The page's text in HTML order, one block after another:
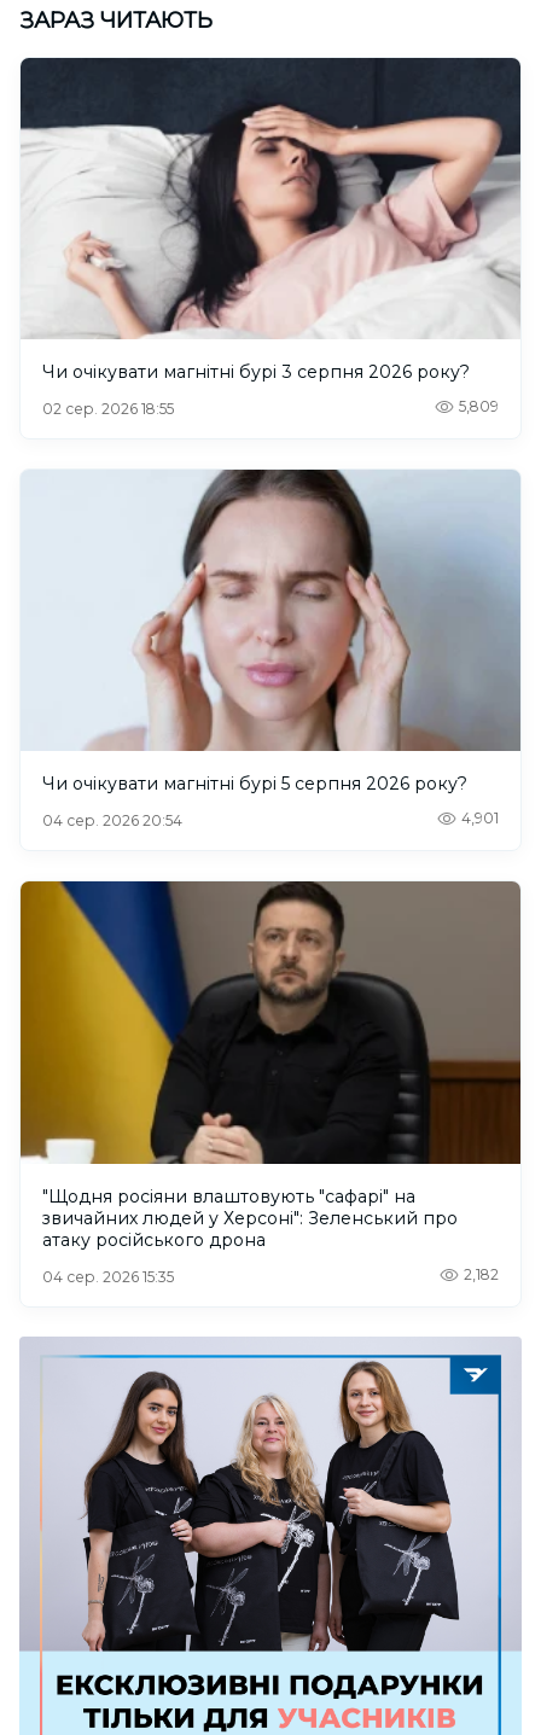
ЗАРАЗ ЧИТАЮТЬ
Чи очікувати магнітні бурі 3 серпня 2026 року?
02 сер. 2026 18:55 5,809
Чи очікувати магнітні бурі 5 серпня 2026 року?
04 сер. 2026 20:54 4,901
"Щодня росіяни влаштовують "сафарі" на
звичайних людей у Херсоні": Зеленський про
атаку російського дрона
04 сер. 2026 15:35 2,182